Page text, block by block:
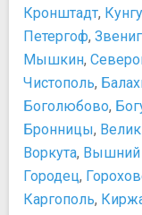
Ленинград
Макаронники
Ретро
Памятники,
Египетские
Медный всадник
Монумент
Памятник
Схема
Схема Русского
Схема
Прочее
Не старайтесь
Обзорную
Кронштадт,
Петергоф,
Мышкин,
Чистополь,
Боголюбово,
Бронницы,
Воркута, Вышний
Городец,
Каргополь,